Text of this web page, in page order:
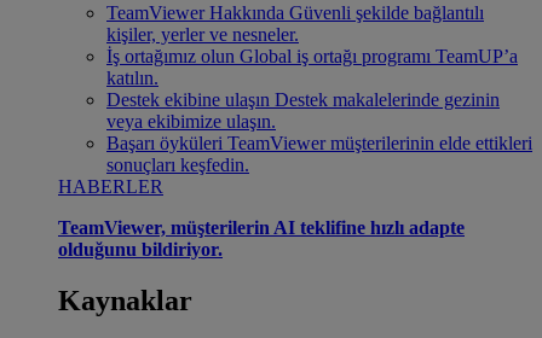
TeamViewer Hakkında Güvenli şekilde bağlantılı
kişiler, yerler ve nesneler.
İş ortağımız olun Global iş ortağı programı TeamUP’a
katılın.
Destek ekibine ulaşın Destek makalelerinde gezinin
veya ekibimize ulaşın.
Başarı öyküleri TeamViewer müşterilerinin elde ettikleri
sonuçları keşfedin.
HABERLER
TeamViewer, müşterilerin AI teklifine hızlı adapte
olduğunu bildiriyor.
Kaynaklar